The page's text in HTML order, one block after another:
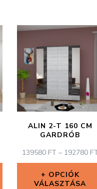
ALIN 2-T 160 CM
GARDRÓB
139580 FT – 192780
OPCIÓK
VÁLASZTÁSA